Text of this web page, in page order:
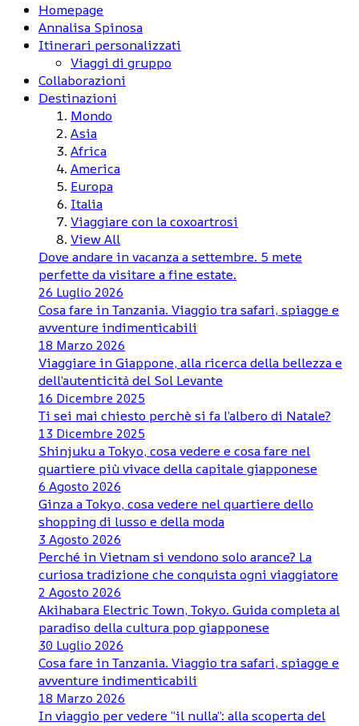
Homepage
Annalisa Spinosa
Itinerari personalizzati
Viaggi di gruppo
Collaborazioni
Destinazioni
Mondo
Asia
Africa
America
Europa
Italia
Viaggiare con la coxoartrosi
View All
Dove andare in vacanza a settembre. 5 mete
perfette da visitare a fine estate.
26 Luglio 2026
Cosa fare in Tanzania. Viaggio tra safari, spiagge e
avventure indimenticabili
18 Marzo 2026
Viaggiare in Giappone, alla ricerca della bellezza e
dell’autenticità del Sol Levante
16 Dicembre 2025
Ti sei mai chiesto perchè si fa l’albero di Natale?
13 Dicembre 2025
Shinjuku a Tokyo, cosa vedere e cosa fare nel
quartiere più vivace della capitale giapponese
6 Agosto 2026
Ginza a Tokyo, cosa vedere nel quartiere dello
shopping di lusso e della moda
3 Agosto 2026
Perché in Vietnam si vendono solo arance? La
curiosa tradizione che conquista ogni viaggiatore
2 Agosto 2026
Akihabara Electric Town, Tokyo. Guida completa al
paradiso della cultura pop giapponese
30 Luglio 2026
Cosa fare in Tanzania. Viaggio tra safari, spiagge e
avventure indimenticabili
18 Marzo 2026
In viaggio per vedere “il nulla”: alla scoperta del